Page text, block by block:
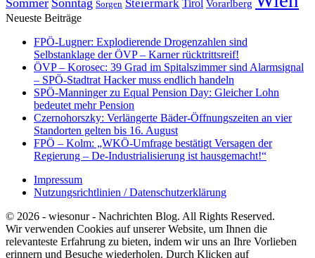
Sorgen Steiermark Tirol Vorarlberg
Neueste Beiträge
FPÖ-Lugner: Explodierende Drogenzahlen sind
Selbstanklage der ÖVP – Karner rücktrittsreif!
ÖVP – Korosec: 39 Grad im Spitalszimmer sind Alarmsignal
– SPÖ-Stadtrat Hacker muss endlich handeln
SPÖ-Manninger zu Equal Pension Day: Gleicher Lohn
bedeutet mehr Pension
Czernohorszky: Verlängerte Bäder-Öffnungszeiten an vier
Standorten gelten bis 16. August
FPÖ – Kolm: „WKÖ-Umfrage bestätigt Versagen der
Regierung – De-Industrialisierung ist hausgemacht!“
Impressum
Nutzungsrichtlinien / Datenschutzerklärung
© 2026 - wiesonur - Nachrichten Blog. All Rights Reserved.
Wir verwenden Cookies auf unserer Website, um Ihnen die
relevanteste Erfahrung zu bieten, indem wir uns an Ihre Vorlieben
erinnern und Besuche wiederholen. Durch Klicken auf